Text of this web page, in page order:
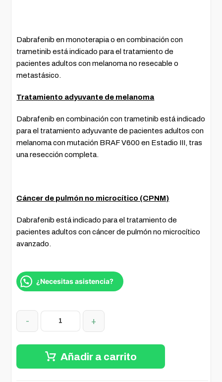
Dabrafenib en monoterapia o en combinación con
trametinib está indicado para el tratamiento de
pacientes adultos con melanoma no resecable o
metastásico.
Tratamiento adyuvante de melanoma
Dabrafenib en combinación con trametinib está indicado
para el tratamiento adyuvante de pacientes adultos con
melanoma con mutación BRAF V600 en Estadio III, tras
una resección completa.
Cáncer de pulmón no microcítico (CPNM)
Dabrafenib está indicado para el tratamiento de
pacientes adultos con cáncer de pulmón no microcítico
avanzado.
¿Necesitas asistencia?
- +
Añadir a carrito